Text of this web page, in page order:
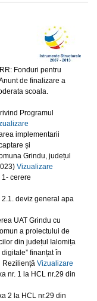
Fonduri pentru
de finalizare a
scoala.
Programul
implementarii
și
Grindu, județul
Vizualizare
1- cerere
2.1. deviz general apa
UAT Grindu cu
a proiectului de
din județul Ialomița
finanțat în
Reziliență Vizualizare
nr. 1 la HCL nr.29 din
2 la HCL nr.29 din